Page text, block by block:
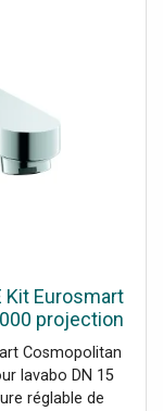
du dernier
derniers jours
heure de la
et temps de
Mode
/ arrêt
un service
les paramètres
et logicielle
4109 Raccord
Kit Eurosmart
projection
infrarouge,
Cosmopolitan
lavabo DN 15
réglable de